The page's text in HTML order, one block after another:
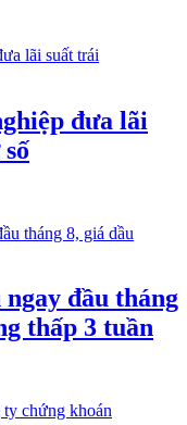
đưa lãi
đầu tháng
thấp 3 tuần